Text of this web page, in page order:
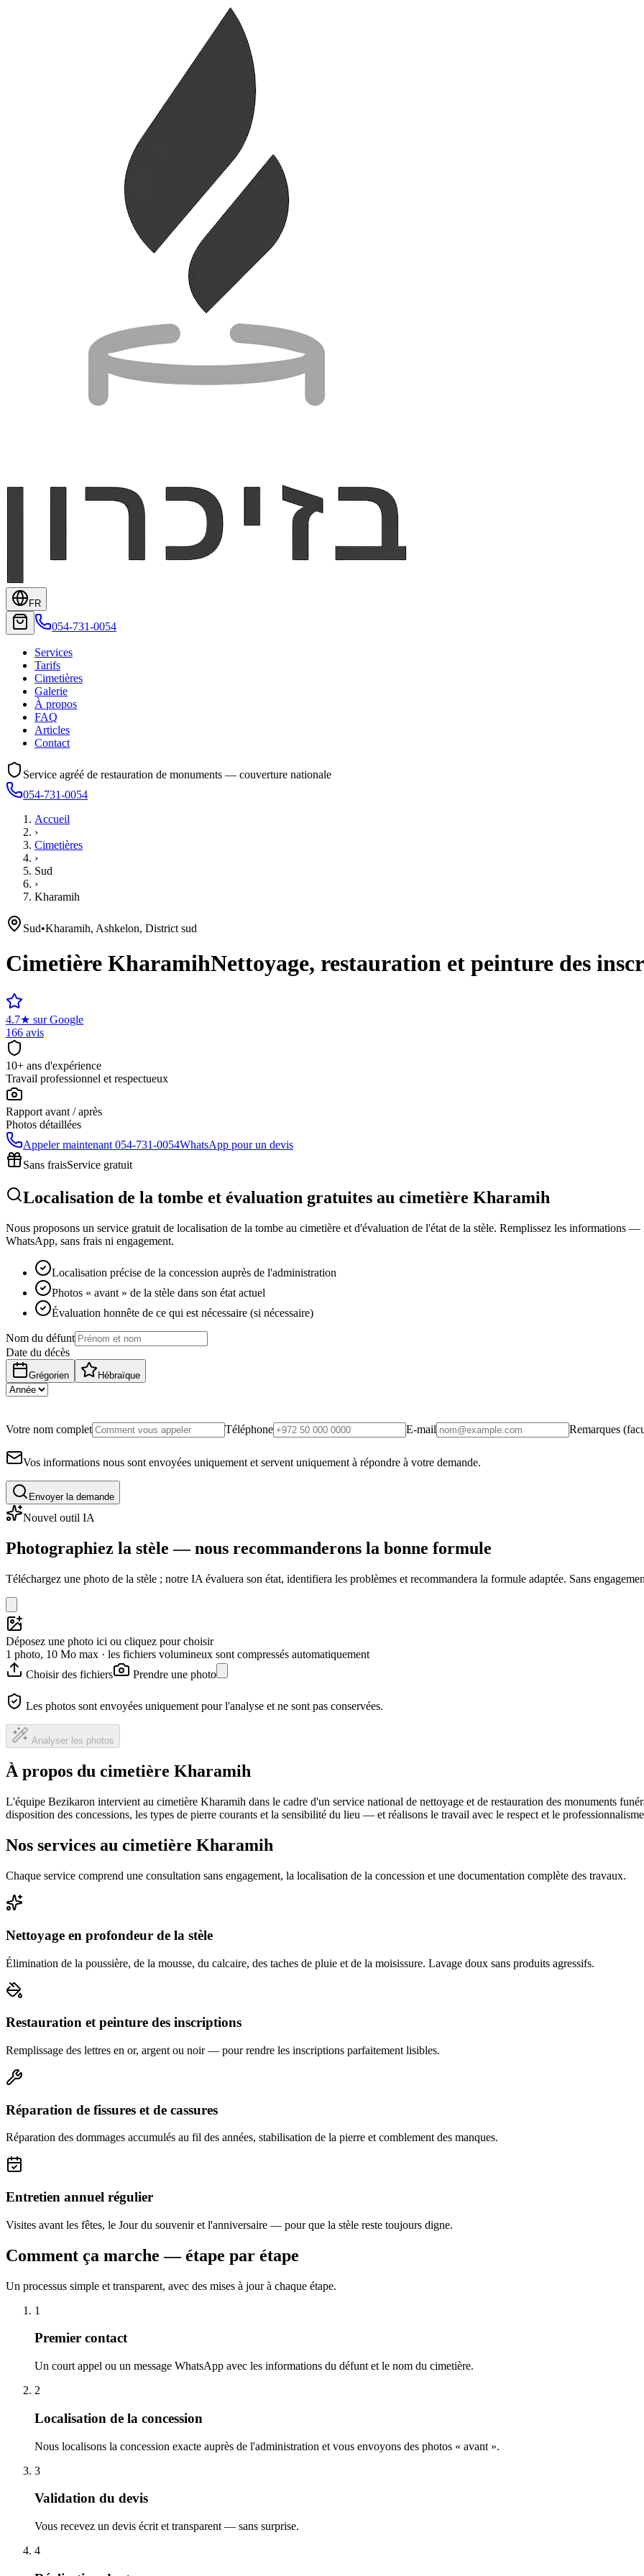
FR
054-731-0054
Services
Tarifs
Cimetières
Galerie
À propos
FAQ
Articles
Contact
Service agréé de restauration de monuments — couverture nationale
054-731-0054
Accueil
›
Cimetières
›
Sud
›
Kharamih
Sud•Kharamih, Ashkelon, District sud
Cimetière KharamihNettoyage, restauration et peinture des
4.7★ sur Google
166 avis
10+ ans d'expérience
Travail professionnel et respectueux
Rapport avant / après
Photos détaillées
Appeler maintenant 054-731-0054WhatsApp pour un devis
Sans fraisService gratuit
Localisation de la tombe et évaluation gratuites au cimetière Kharamih
Nous proposons un service gratuit de localisation de la tombe au cimetière et d'évaluation de l'état de la stèle. Remplissez les informations
WhatsApp, sans frais ni engagement.
Localisation précise de la concession auprès de l'administration
Photos « avant » de la stèle dans son état actuel
Évaluation honnête de ce qui est nécessaire (si nécessaire)
Nom du défunt
Date du décès
Grégorien Hébraïque
Votre nom complet Téléphone E-mail Remarques
Vos informations nous sont envoyées uniquement et servent uniquement à répondre à votre demande.
Envoyer la demande
Nouvel outil IA
Photographiez la stèle — nous recommanderons la bonne formule
Téléchargez une photo de la stèle ; notre IA évaluera son état, identifiera les problèmes et recommandera la formule adaptée. Sans
Déposez une photo ici ou cliquez pour choisir
1 photo, 10 Mo max · les fichiers volumineux sont compressés automatiquement
Choisir des fichiers
Prendre une photo
Les photos sont envoyées uniquement pour l'analyse et ne sont pas conservées.
Analyser les photos
À propos du cimetière Kharamih
L'équipe Bezikaron intervient au cimetière Kharamih dans le cadre d'un service national de nettoyage et de restauration des monuments
disposition des concessions, les types de pierre courants et la sensibilité du lieu — et réalisons le travail avec le respect et le
Nos services au cimetière Kharamih
Chaque service comprend une consultation sans engagement, la localisation de la concession et une documentation complète des travaux.
Nettoyage en profondeur de la stèle
Élimination de la poussière, de la mousse, du calcaire, des taches de pluie et de la moisissure. Lavage doux sans produits agressifs.
Restauration et peinture des inscriptions
Remplissage des lettres en or, argent ou noir — pour rendre les inscriptions parfaitement lisibles.
Réparation de fissures et de cassures
Réparation des dommages accumulés au fil des années, stabilisation de la pierre et comblement des manques.
Entretien annuel régulier
Visites avant les fêtes, le Jour du souvenir et l'anniversaire — pour que la stèle reste toujours digne.
Comment ça marche — étape par étape
Un processus simple et transparent, avec des mises à jour à chaque étape.
1
Premier contact
Un court appel ou un message WhatsApp avec les informations du défunt et le nom du cimetière.
2
Localisation de la concession
Nous localisons la concession exacte auprès de l'administration et vous envoyons des photos « avant ».
3
Validation du devis
Vous recevez un devis écrit et transparent — sans surprise.
4